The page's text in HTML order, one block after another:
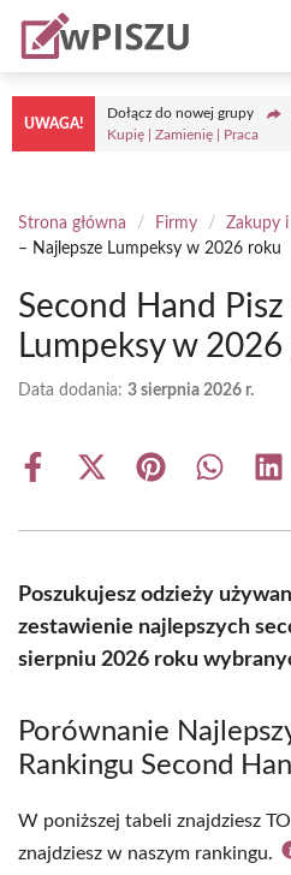
Przejdź
treści
UWAGA!
Dołącz do nowej grupy
Kupię | Zamienię | Praca
Strona główna / Firmy / Zakupy i
– Najlepsze Lumpeksy w 2026 roku
Second Hand
Lumpeksy w 2026
Data dodania: 3 sierpnia 2026 r.
Share
Share
(Twitter)
Share Share
Poszukujesz odzieży
zestawienie najlepszych
sierpniu 2026 roku
Porównanie
Rankingu Second
W poniższej tabeli znajdziesz
znajdziesz w naszym rankingu.